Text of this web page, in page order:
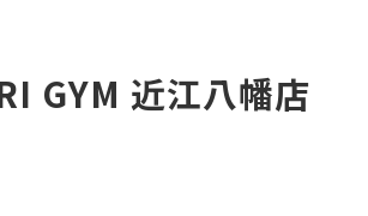
GYM 近江八幡店